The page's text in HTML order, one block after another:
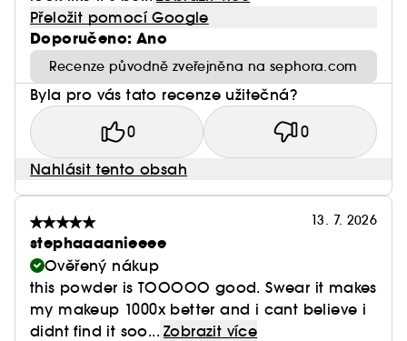
Přeložit pomocí Google
Doporučeno: Ano
Recenze původně zveřejněna na sephora.com
Byla pro vás tato recenze užitečná?
0 0
Nahlásit tento obsah
13. 7. 2026
stephaaaanieeee
Ověřený nákup
this powder is TOOOOO good. Swear it makes
my makeup 1000x better and i cant believe i
didnt find it soo... Zobrazit více